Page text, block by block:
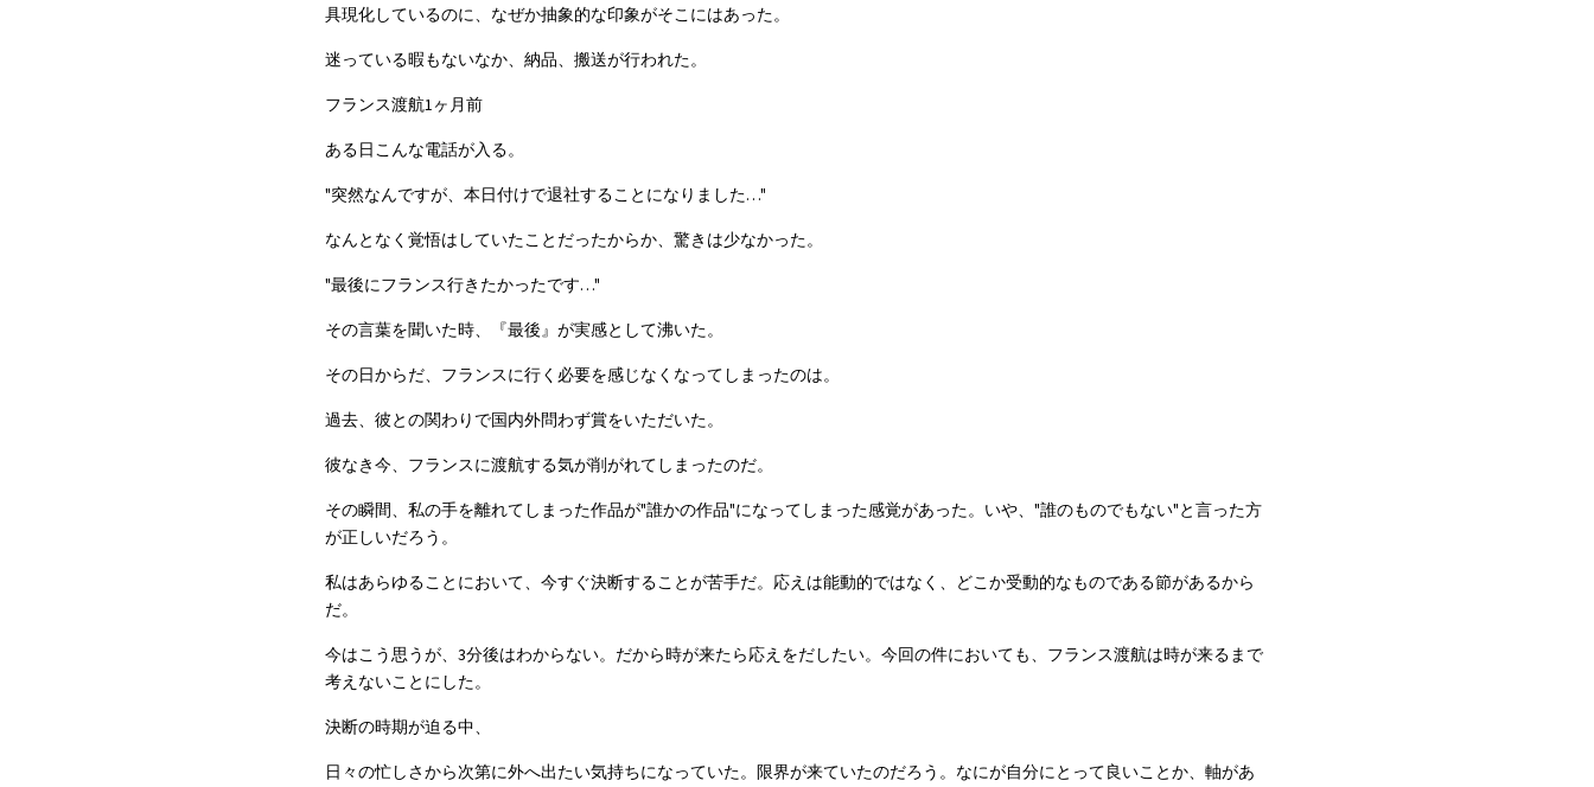
具現化しているのに、なぜか抽象的な印象がそこにはあった。
迷っている暇もないなか、納品、搬送が行われた。
フランス渡航1ヶ月前
ある日こんな電話が入る。
"突然なんですが、本日付けで退社することになりました…"
なんとなく覚悟はしていたことだったからか、驚きは少なかった。
"最後にフランス行きたかったです…"
その言葉を聞いた時、『最後』が実感として沸いた。
その日からだ、フランスに行く必要を感じなくなってしまったのは。
過去、彼との関わりで国内外問わず賞をいただいた。
彼なき今、フランスに渡航する気が削がれてしまったのだ。
その瞬間、私の手を離れてしまった作品が"誰かの作品"になってしまった感覚があった。いや、"誰のものでもない"と言った方
が正しいだろう。
私はあらゆることにおいて、今すぐ決断することが苦手だ。応えは能動的ではなく、どこか受動的なものである節があるから
だ。
今はこう思うが、3分後はわからない。だから時が来たら応えをだしたい。今回の件においても、フランス渡航は時が来るまで
考えないことにした。
決断の時期が迫る中、
日々の忙しさから次第に外へ出たい気持ちになっていた。限界が来ていたのだろう。なにが自分にとって良いことか、軸があ